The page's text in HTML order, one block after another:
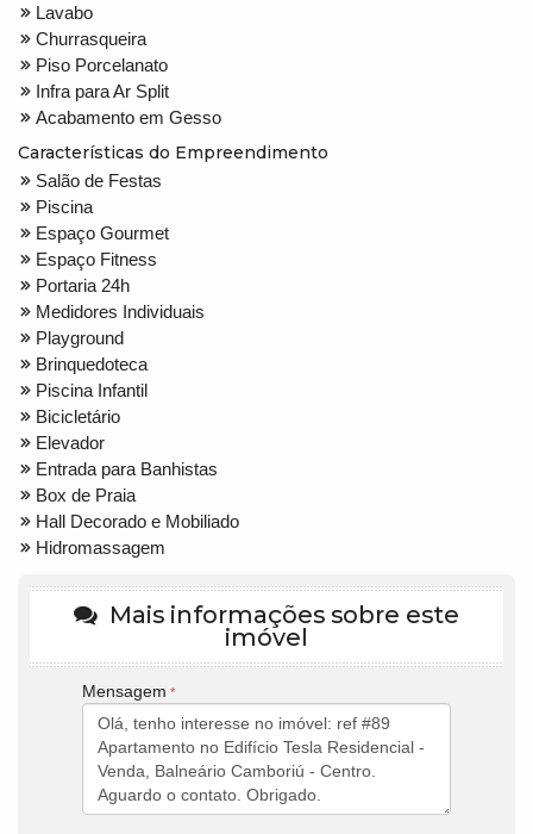
Lavabo
Churrasqueira
Piso Porcelanato
Infra para Ar Split
Acabamento em Gesso
Características do Empreendimento
Salão de Festas
Piscina
Espaço Gourmet
Espaço Fitness
Portaria 24h
Medidores Individuais
Playground
Brinquedoteca
Piscina Infantil
Bicicletário
Elevador
Entrada para Banhistas
Box de Praia
Hall Decorado e Mobiliado
Hidromassagem
Mais informações sobre este
imóvel
Mensagem